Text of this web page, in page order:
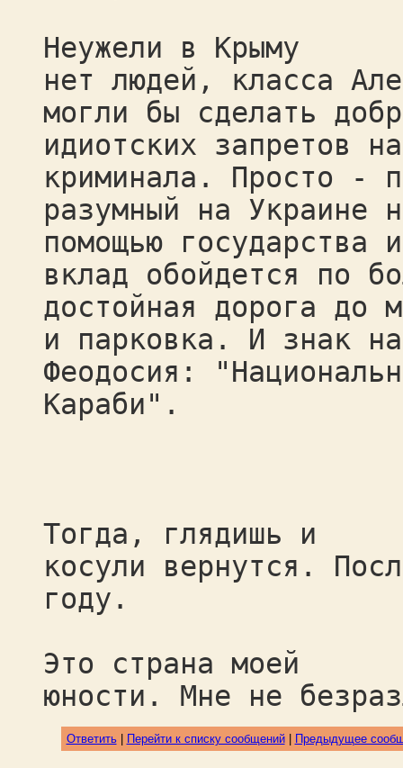
Неужели в Крыму
нет людей, класса
могли бы сделать
идиотских запретов
криминала. Просто -
разумный на Украине
помощью государства
вклад обойдется по
достойная дорога до
и парковка. И знак
Феодосия:
Караби".
Тогда, глядишь и
косули вернутся.
году.
Это страна моей
юности. Мне не
Ответить| Перейти к списку сообщений| Предыдущее